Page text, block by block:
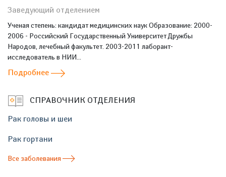
Заведующий отделением
Ученая степень: кандидат медицинских наук Образование: 2000-
2006 - Российский Государственный Университет Дружбы
Народов, лечебный факультет. 2003-2011 лаборант-
исследователь в НИИ...
Подробнее
СПРАВОЧНИК ОТДЕЛЕНИЯ
Рак головы и шеи
Рак гортани
Все заболевания